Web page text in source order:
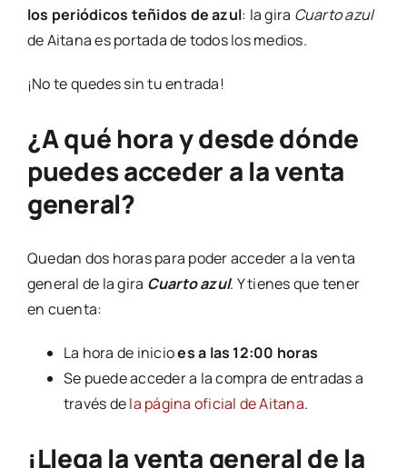
los periódicos teñidos de azul: la gira Cuarto azul
de Aitana es portada de todos los medios.
¡No te quedes sin tu entrada!
¿A qué hora y desde dónde
puedes acceder a la venta
general?
Quedan dos horas para poder acceder a la venta
general de la gira Cuarto azul. Y tienes que tener
en cuenta:
La hora de inicioes a las 12:00 horas
Se puede acceder a la compra de entradas a
través dela página oficial de Aitana.
¡Llega la venta general de la